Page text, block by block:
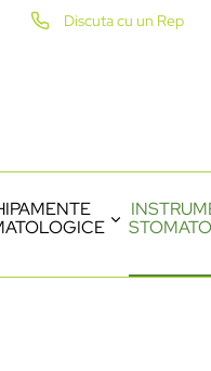
Discuta cu un Rep